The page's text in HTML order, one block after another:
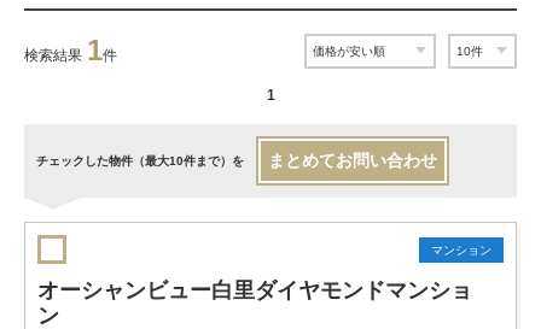
検索結果 1件
1
チェックした物件（最大10件まで）を まとめてお問い合わせ
マンション
オーシャンビュー白里ダイヤモンドマンショ
ン